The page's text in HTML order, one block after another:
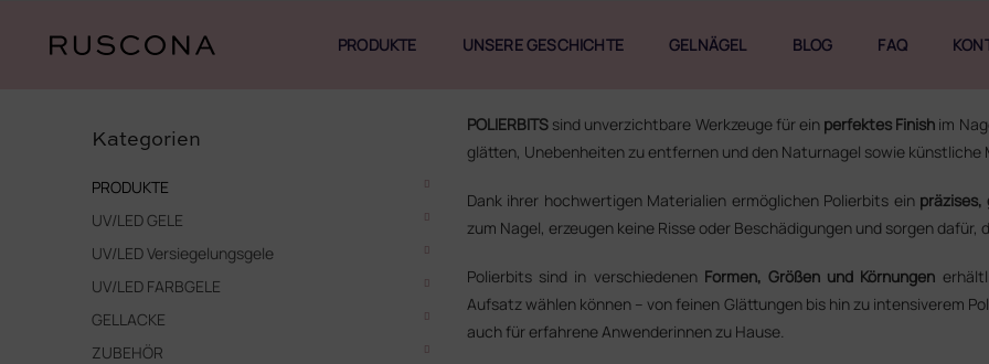
springen
PRODUKTE UNSERE GESCHICHTE GELNÄGEL BLOG FAQ
i
e
n
l
i
s
t
überspringen
Kategorien
PRODUKTE
UV/LED GELE
UV/LED Versiegelungsgele
UV/LED FARBGELE
GELLACKE
ZUBEHÖR
POLIERBITS sind unverzichtbare Werkzeuge für ein perfektes Finish im
glätten, Unebenheiten zu entfernen und den Naturnagel sowie künstliche
Dank ihrer hochwertigen Materialien ermöglichen Polierbits ein
zum Nagel, erzeugen keine Risse oder Beschädigungen und sorgen dafür,
Polierbits sind in verschiedenen Formen, Größen und Körnungen
Aufsatz wählen können – von feinen Glättungen bis hin zu intensiverem
auch für erfahrene Anwenderinnen zu Hause.